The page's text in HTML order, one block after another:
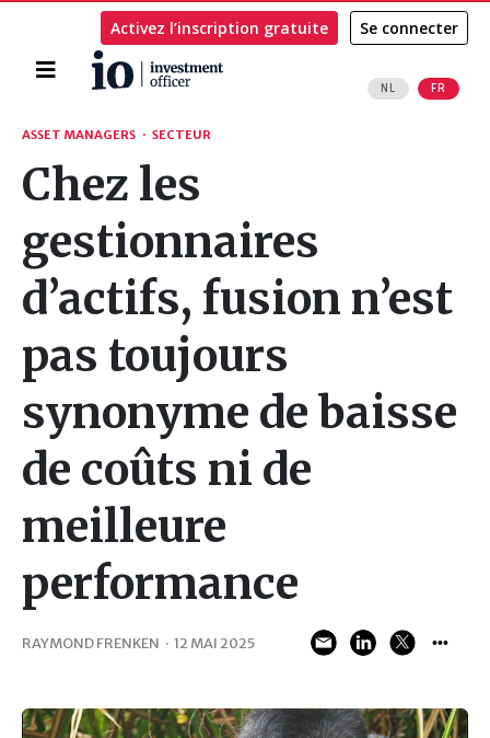
Accueil
NL FR
Activez l’inscription gratuite Se connecter
Rechercher
ASSET MANAGERS · SECTEUR
Chez les
gestionnaires
d’actifs, fusion n’est
pas toujours
synonyme de baisse
de coûts ni de
meilleure
performance
RAYMOND FRENKEN · 12 MAI 2025